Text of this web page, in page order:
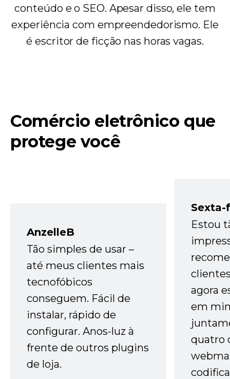
conteúdo e o SEO. Apesar disso, ele tem
experiência com empreendedorismo. Ele
é escritor de ficção nas horas vagas.
Comércio eletrônico que
protege você
AnzelleB
Tão simples de usar –
até meus clientes mais
tecnofóbicos
conseguem. Fácil de
instalar, rápido de
configurar. Anos-luz à
frente de outros plugins
de loja.
Sexta-
Estou
agora
em
quatro